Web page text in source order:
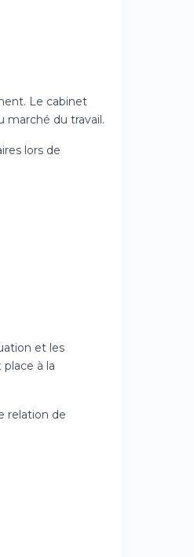
Le cabinet
marché du travail.
lors de
et les
à la
relation de